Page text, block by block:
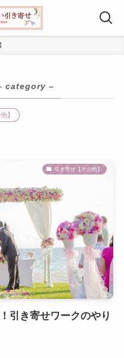
category –
】
引き寄せ【その他】
引き寄せワークのやり